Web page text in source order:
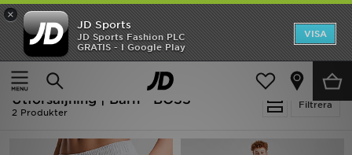
×
JD Sports
JD Sports Fashion PLC
GRATIS - I Google Play
VISA
Ny termin, ny stil Essentials för skolstarten
Hem
Barn
Filtrera
Utförsäljning | Barn - BOSS
2 Produkter
Hem
Rea
Nyheter